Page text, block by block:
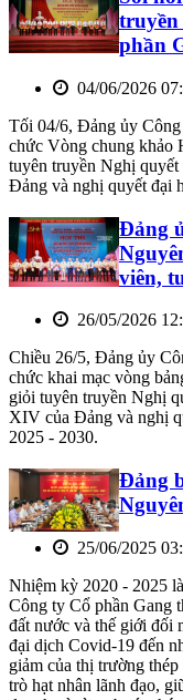
truyền
phần
04/06/2026
Tối 04/6, Đảng ủy
chức Vòng chung khảo
tuyên truyền Nghị
Đảng và nghị quyết đại
Đảng
viên,
26/05/2026
Chiều 26/5, Đảng ủy
chức khai mạc vòng
giỏi tuyên truyền Nghị
XIV của Đảng và nghị
2025 - 2030.
Đảng
25/06/2025
Nhiệm kỳ 2020 - 2025
Công ty Cổ phần Gang
đất nước và thế giới đối
đại dịch Covid-19 đến
giảm của thị trường
trò hạt nhân lãnh đạo,